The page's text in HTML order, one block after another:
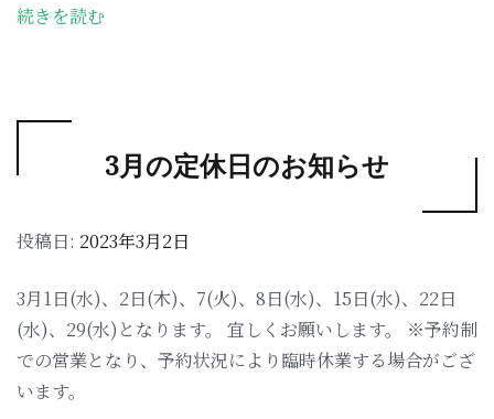
続きを読む
3月の定休日のお知らせ
投稿日: 2023年3月2日
3月1日(水)、2日(木)、7(火)、8日(水)、15日(水)、22日
(水)、29(水)となります。 宜しくお願いします。 ※予約制
での営業となり、予約状況により臨時休業する場合がござ
います。